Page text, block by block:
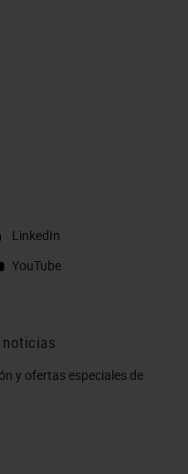
LinkedIn
YouTube
y ofertas especiales de